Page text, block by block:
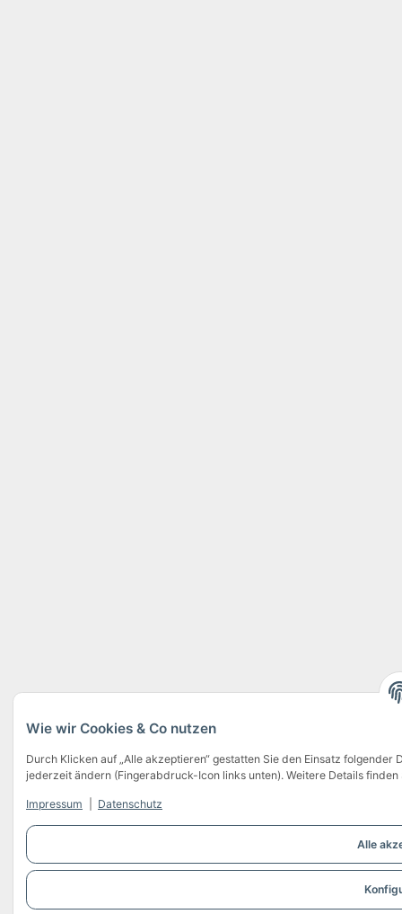
Alle
Wie wir Cookies & Co nutzen
Durch Klicken auf „Alle akzeptieren“ gestatten Sie den Einsatz folgender
jederzeit ändern (Fingerabdruck-Icon links unten). Weitere Details
Impressum Datenschutz